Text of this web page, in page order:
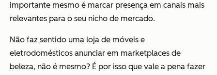
importante mesmo é marcar presença em canais mais
relevantes para o seu nicho de mercado.
Não faz sentido uma loja de móveis e
eletrodomésticos anunciar em marketplaces de
beleza, não é mesmo? É por isso que vale a pena fazer